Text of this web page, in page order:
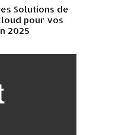
Solutions de
pour vos
2025